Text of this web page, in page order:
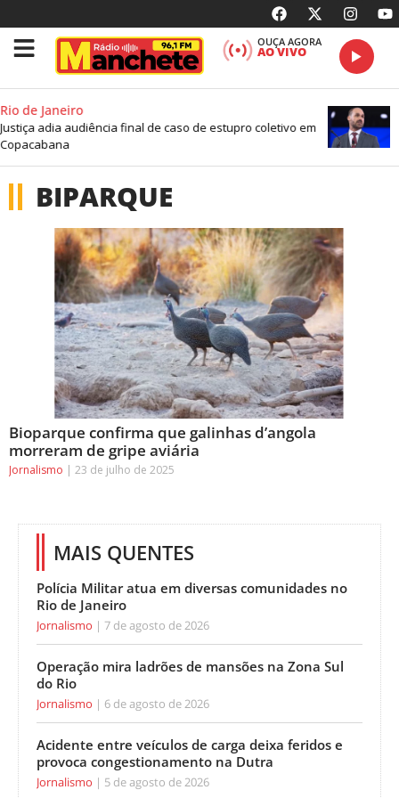
OUÇA AGORA
AO VIVO
de Janeiro
adia audiência final de caso de estupro coletivo em
BIPARQUE
Bioparque confirma que galinhas d’angola
morreram de gripe aviária
Jornalismo 23 de julho de 2025
MAIS QUENTES
Polícia Militar atua em diversas comunidades no
Rio de Janeiro
Jornalismo 7 de agosto de 2026
Operação mira ladrões de mansões na Zona Sul
do Rio
Jornalismo 6 de agosto de 2026
Acidente entre veículos de carga deixa feridos e
provoca congestionamento na Dutra
Jornalismo 5 de agosto de 2026